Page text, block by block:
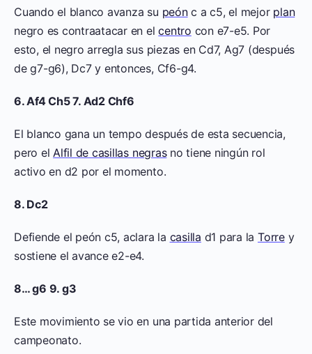
Cuando el blanco avanza su peónc a c5, el mejor plan
negro es contraatacar en elcentro con e7-e5. Por
esto, el negro arregla sus piezas en Cd7, Ag7 (después
de g7-g6), Dc7 y entonces, Cf6-g4.
6. Af4 Ch5 7. Ad2 Chf6
El blanco gana un tempo después de esta secuencia,
pero elAlfil de casillas negrasno tiene ningún rol
activo en d2 por el momento.
8. Dc2
Defiende el peón c5, aclara la casilla d1 para laTorrey
sostiene el avance e2-e4.
8… g6 9. g3
Este movimiento se vio en una partida anterior del
campeonato.